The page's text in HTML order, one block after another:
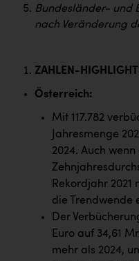
Österreichischer
Orlen
Passage Linz
PÜSPÖK
RE/MAX Welcome
Resch&Frisch
Bundesländer- und
nach Veränderung
ZAHLEN-
Österreich:
Mit 117.782
Jahresmenge
2024. Auch
Rekordjahr 2021
die Trendwende
Der
Euro auf 34,61
mehr als 2024,